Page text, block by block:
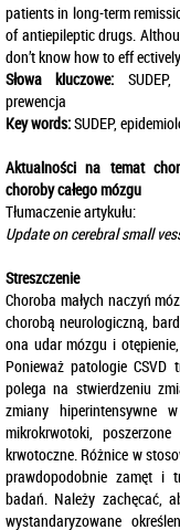
patients in long-term
of antiepileptic drugs.
don’t know how to eff
Słowa kluczowe:
prewencja
Key words:SUDEP,
Aktualności na temat
choroby całego mózgu
Tłumaczenie artykułu:
Update on cerebral small
Streszczenie
Choroba małych naczyń
chorobą neurologiczną,
ona udar mózgu i
Ponieważ patologie
polega na stwierdzeniu
zmiany hiperintensywne
mikrokrwotoki,
krwotoczne. Różnice w
prawdopodobnie zamęt i
badań. Należy zachęcać,
wystandaryzowane